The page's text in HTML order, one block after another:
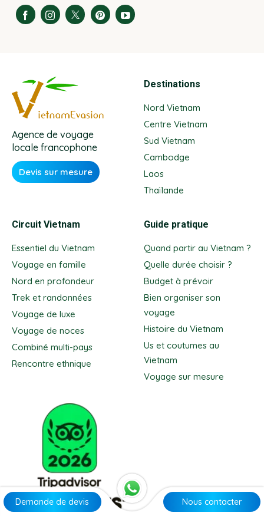
Agence de voyage
locale francophone
Devis sur mesure
Destinations
Nord Vietnam
Centre Vietnam
Sud Vietnam
Cambodge
Laos
Thaïlande
Circuit Vietnam
Essentiel du Vietnam
Voyage en famille
Nord en profondeur
Trek et randonnées
Voyage de luxe
Voyage de noces
Combiné multi-pays
Rencontre ethnique
Guide pratique
Quand partir au Vietnam ?
Quelle durée choisir ?
Budget à prévoir
Bien organiser son
voyage
Histoire du Vietnam
Us et coutumes au
Vietnam
Voyage sur mesure
Demande de devis Nous contacter